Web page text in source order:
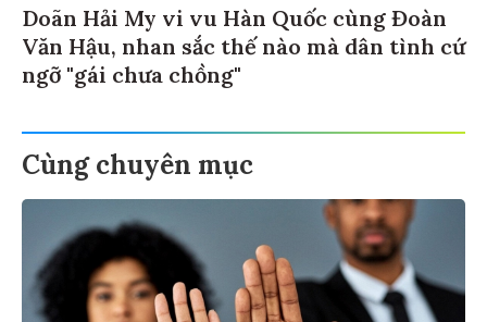
Doãn Hải My vi vu Hàn Quốc cùng Đoàn
Văn Hậu, nhan sắc thế nào mà dân tình cứ
ngỡ "gái chưa chồng"
Cùng chuyên mục